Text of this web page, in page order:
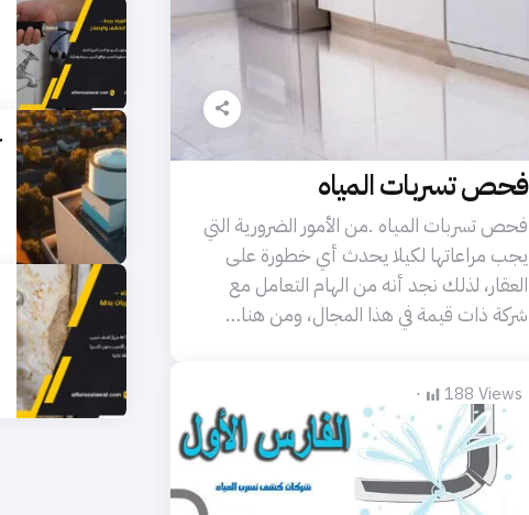
فحص تسربات المياه
فحص تسربات المياه .من الأمور الضرورية التي
يجب مراعاتها لكيلا يحدث أي خطورة على
العقار، لذلك نجد أنه من الهام التعامل مع
شركة ذات قيمة في هذا المجال، ومن هنا…
188 Views